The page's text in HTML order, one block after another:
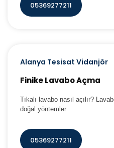
05369277211
Alanya Tesisat Vidanjör
Finike Lavabo Açma
Tıkalı lavabo nasıl açılır?
doğal yöntemler
05369277211